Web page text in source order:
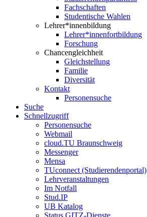
Fachschaften
Studentische Wahlen
Lehrer*innenbildung
Lehrer*innenfortbildung
Forschung
Chancengleichheit
Gleichstellung
Familie
Diversität
Kontakt
Personensuche
Suche
Schnellzugriff
Personensuche
Webmail
cloud.TU Braunschweig
Messenger
Mensa
TUconnect (Studierendenportal)
Lehrveranstaltungen
Im Notfall
Stud.IP
UB Katalog
Status GITZ-Dienste